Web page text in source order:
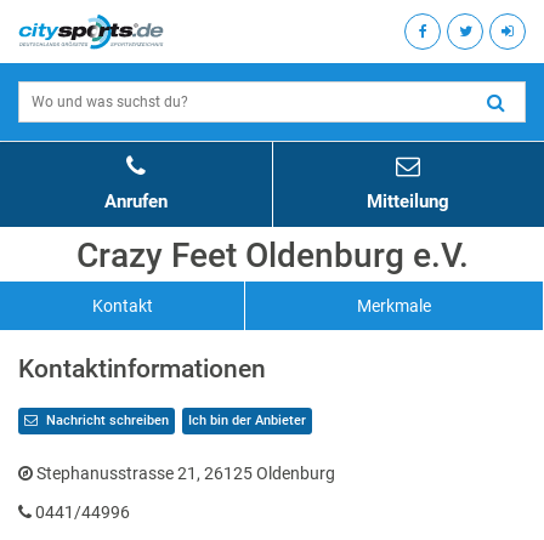
Anrufen Mitteilung
Crazy Feet Oldenburg e.V.
Kontakt Merkmale
Kontaktinformationen
Nachricht schreiben Ich bin der Anbieter
Stephanusstrasse 21, 26125 Oldenburg
0441/44996